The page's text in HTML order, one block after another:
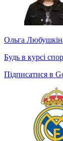
Ольга
Будь в курсі
Підписатися в